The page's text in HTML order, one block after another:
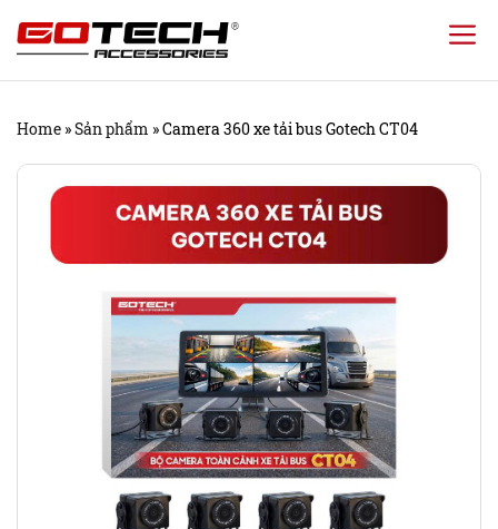
Chuyển
đến
dung
Home »Sản phẩm »Camera 360 xe tải bus Gotech CT04